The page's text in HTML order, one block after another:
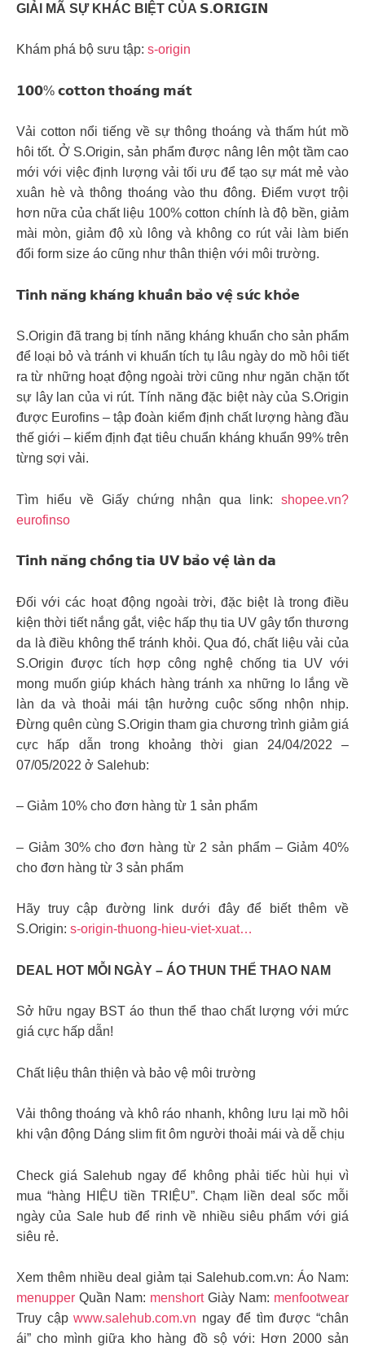
GIẢI MÃ SỰ KHÁC BIỆT CỦA 𝗦.𝗢𝗥𝗜𝗚𝗜𝗡
Khám phá bộ sưu tập: s-origin
𝟭𝟬𝟬% 𝗰𝗼𝘁𝘁𝗼𝗻 𝘁𝗵𝗼𝗮́𝗻𝗴 𝗺𝗮́𝘁
Vải cotton nổi tiếng về sự thông thoáng và thấm hút mồ
hôi tốt. Ở S.Origin, sản phẩm được nâng lên một tầm cao
mới với việc định lượng vải tối ưu để tạo sự mát mẻ vào
xuân hè và thông thoáng vào thu đông. Điểm vượt trội
hơn nữa của chất liệu 100% cotton chính là độ bền, giảm
mài mòn, giảm độ xù lông và không co rút vải làm biến
đổi form size áo cũng như thân thiện với môi trường.
𝗧𝗶́𝗻𝗵 𝗻𝗮̆𝗻𝗴 𝗸𝗵𝗮́𝗻𝗴 𝗸𝗵𝘂𝗮̂̉𝗻 𝗯𝗮̉𝗼 𝘃𝗲̣̂ 𝘀𝘂̛́𝗰 𝗸𝗵𝗼̉𝗲
S.Origin đã trang bị tính năng kháng khuẩn cho sản phẩm
để loại bỏ và tránh vi khuẩn tích tụ lâu ngày do mồ hôi tiết
ra từ những hoạt động ngoài trời cũng như ngăn chặn tốt
sự lây lan của vi rút. Tính năng đặc biệt này của S.Origin
được Eurofins – tập đoàn kiểm định chất lượng hàng đầu
thế giới – kiểm định đạt tiêu chuẩn kháng khuẩn 99% trên
từng sợi vải.
Tìm hiểu về Giấy chứng nhận qua link: shopee.vn?
eurofinso
𝗧𝗶́𝗻𝗵 𝗻𝗮̆𝗻𝗴 𝗰𝗵𝗼̂́𝗻𝗴 𝘁𝗶𝗮 𝗨𝗩 𝗯𝗮̉𝗼 𝘃𝗲̣̂ 𝗹𝗮̀𝗻 𝗱𝗮
Đối với các hoạt động ngoài trời, đặc biệt là trong điều
kiện thời tiết nắng gắt, việc hấp thụ tia UV gây tổn thương
da là điều không thể tránh khỏi. Qua đó, chất liệu vải của
S.Origin được tích hợp công nghệ chống tia UV với
mong muốn giúp khách hàng tránh xa những lo lắng về
làn da và thoải mái tận hưởng cuộc sống nhộn nhịp.
Đừng quên cùng S.Origin tham gia chương trình giảm giá
cực hấp dẫn trong khoảng thời gian 24/04/2022 –
07/05/2022 ở Salehub:
– Giảm 10% cho đơn hàng từ 1 sản phẩm
– Giảm 30% cho đơn hàng từ 2 sản phẩm – Giảm 40%
cho đơn hàng từ 3 sản phẩm
Hãy truy cập đường link dưới đây để biết thêm về
S.Origin: s-origin-thuong-hieu-viet-xuat…
DEAL HOT MỖI NGÀY – ÁO THUN THỂ THAO NAM
Sở hữu ngay BST áo thun thể thao chất lượng với mức
giá cực hấp dẫn!
Chất liệu thân thiện và bảo vệ môi trường
Vải thông thoáng và khô ráo nhanh, không lưu lại mồ hôi
khi vận động Dáng slim fit ôm người thoải mái và dễ chịu
Check giá Salehub ngay để không phải tiếc hùi hụi vì
mua “hàng HIỆU tiền TRIỆU”. Chạm liền deal sốc mỗi
ngày của Sale hub để rinh về nhiều siêu phẩm với giá
siêu rẻ.
Xem thêm nhiều deal giảm tại Salehub.com.vn: Áo Nam:
menupper Quần Nam: menshortGiày Nam: menfootwear
Truy cậpwww.salehub.com.vn ngay để tìm được “chân
ái” cho mình giữa kho hàng đồ sộ với: Hơn 2000 sản